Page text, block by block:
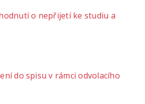
o nepřijetí ke studiu a
do spisu v rámci odvolacího